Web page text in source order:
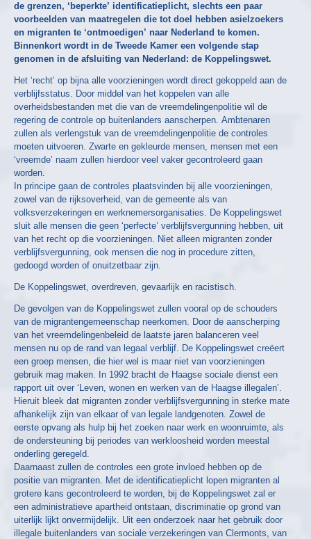
de grenzen, ‘beperkte’ identificatieplicht, slechts een paar
voorbeelden van maatregelen die tot doel hebben asielzoekers
en migranten te ‘ontmoedigen’ naar Nederland te komen.
Binnenkort wordt in de Tweede Kamer een volgende stap
genomen in de afsluiting van Nederland: de Koppelingswet.
Het ‘recht’ op bijna alle voorzieningen wordt direct gekoppeld aan de
verblijfsstatus. Door middel van het koppelen van alle
overheidsbestanden met die van de vreemdelingenpolitie wil de
regering de controle op buitenlanders aanscherpen. Ambtenaren
zullen als verlengstuk van de vreemdelingenpolitie de controles
moeten uitvoeren. Zwarte en gekleurde mensen, mensen met een
‘vreemde’ naam zullen hierdoor veel vaker gecontroleerd gaan
worden.
In principe gaan de controles plaatsvinden bij alle voorzieningen,
zowel van de rijksoverheid, van de gemeente als van
volksverzekeringen en werknemersorganisaties. De Koppelingswet
sluit alle mensen die geen ‘perfecte’ verblijfsvergunning hebben, uit
van het recht op die voorzieningen. Niet alleen migranten zonder
verblijfsvergunning, ook mensen die nog in procedure zitten,
gedoogd worden of onuitzetbaar zijn.
De Koppelingswet, overdreven, gevaarlijk en racistisch.
De gevolgen van de Koppelingswet zullen vooral op de schouders
van de migrantengemeenschap neerkomen. Door de aanscherping
van het vreemdelingenbeleid de laatste jaren balanceren veel
mensen nu op de rand van legaal verblijf. De Koppelingswet creëert
een groep mensen, die hier wel is maar niet van voorzieningen
gebruik mag maken. In 1992 bracht de Haagse sociale dienst een
rapport uit over ‘Leven, wonen en werken van de Haagse illegalen’.
Hieruit bleek dat migranten zonder verblijfsvergunning in sterke mate
afhankelijk zijn van elkaar of van legale landgenoten. Zowel de
eerste opvang als hulp bij het zoeken naar werk en woonruimte, als
de ondersteuning bij periodes van werkloosheid worden meestal
onderling geregeld.
Daarnaast zullen de controles een grote invloed hebben op de
positie van migranten. Met de identificatieplicht lopen migranten al
grotere kans gecontroleerd te worden, bij de Koppelingswet zal er
een administratieve apartheid ontstaan, discriminatie op grond van
uiterlijk lijkt onvermijdelijk. Uit een onderzoek naar het gebruik door
illegale buitenlanders van sociale verzekeringen van Clermonts, van